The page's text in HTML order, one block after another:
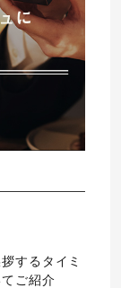
するタイミ
ご紹介